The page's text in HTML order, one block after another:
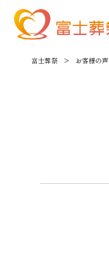
富士葬祭 > お客様の声